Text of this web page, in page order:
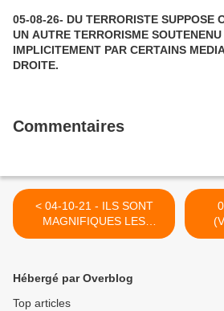
05-08-26- DU TERRORISTE SUPPOSE
UN AUTRE TERRORISME
IMPLICITEMENT PAR CERTAINS MEDIAS D'EXTRÊME
DROITE.
Commentaires
< 04-10-21 - ILS SONT
MAGNIFIQUES LES
ENFANTS DE GAZA (ZIAD
Hébergé par Overblog
Top articles